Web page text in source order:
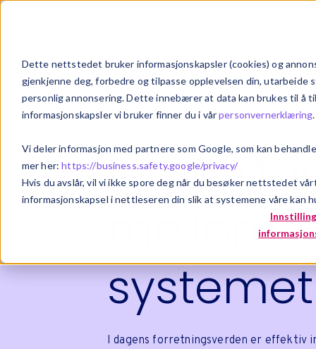
Dette nettstedet bruker informasjonskapsler (cookies) og
gjenkjenne deg, forbedre og tilpasse opplevelsen din,
personlig annonsering. Dette innebærer at data kan brukes til å
informasjonskapsler vi bruker finner du i vårpersonvernerklæring.
Vi deler informasjon med partnere som Google, som kan
mer her:https://business.safety.google/privacy/
Hvis du avslår, vil vi ikke spore deg når du besøker nettstedet
informasjonskapsel i nettleseren din slik at systemene våre kan
mellom
systemet
I dagens forretningsverden er effektiv